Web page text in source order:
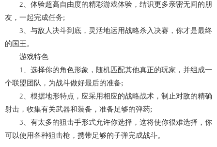
2、体验超高自由度的精彩游戏体验，结识更多亲密无间的朋
友，一起完成任务;
3、与敌人决斗到底，灵活地运用战略杀入决赛，你才是最终
的国王。
游戏特色
1、选择你的角色形象，随机匹配其他真正的玩家，并组成一
个联盟团队，为战斗做好最后的准备;
2、根据地形特点，应采用相应的战略战术，制止对敌的精确
射击，收集有关武器和装备，准备足够的弹药;
3、有太多的狙击手形式允许你选择，这将使你很难选择，你
可以使用各种狙击枪，携带足够的子弹完成战斗。